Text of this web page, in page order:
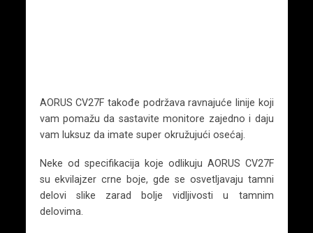
AORUS CV27F takođe podržava ravnajuće linije koji
vam pomažu da sastavite monitore zajedno i daju
vam luksuz da imate super okružujući osećaj.
Neke od specifikacija koje odlikuju AORUS CV27F
su ekvilajzer crne boje, gde se osvetljavaju tamni
delovi slike zarad bolje vidljivosti u tamnim
delovima.